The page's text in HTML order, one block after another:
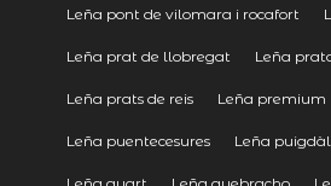
Leña pont de vilomara i rocafort
Leña prat de llobregat Leña
Leña prats de reis Leña premium
Leña puentecesures Leña
Leña quart Leña quebracho